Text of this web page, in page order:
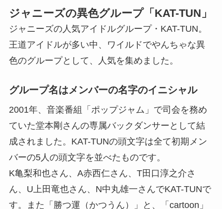
ジャニーズの異色グループ「KAT-TUN」
ジャニーズの人気アイドルグループ・KAT-TUN。
王道アイドルが多い中、ワイルドでやんちゃな異
色のグループとして、人気を集めました。
グループ名はメンバーの名字のイニシャル
2001年、音楽番組「ポップジャム」で司会を務め
ていた堂本剛さんの専属バックダンサーとして結
成されました。KAT-TUNの頭文字は全て初期メン
バーの5人の頭文字を並べたものです。
K亀梨和也さん、A赤西仁さん、T田口淳之介さ
ん、U上田竜也さん、N中丸雄一さんでKAT-TUNで
す。また「勝つ運（かつうん）」と、「cartoon」